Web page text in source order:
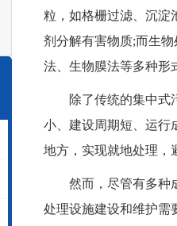
粒，如格栅过滤、沉淀
剂分解有害物质;而生
法、生物膜法等多种形
除了传统的集中式污
小、建设周期短、运行
地方，实现就地处理，
然而，尽管有多种成
处理设施建设和维护需